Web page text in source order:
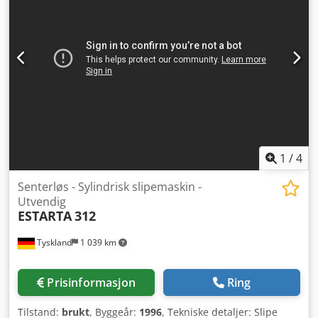
KJEDETYPE; 240 + 240 posisjoner MAKS VERKTØYDIAMETER:
125 (300) mm MAKS VERKTØYLENGDE: 500 mm MAKS
VERKTØYVEKT: 30 kg STYREENHET: MSX 701 III TILBEHØR:
1 /4
Tyskland 1 039 km
Senterløs - Sylindrisk slipemaskin -
Utvendig
ESTARTA312
Prisinformasjon Ring
Tilstand: brukt, Byggeår: 1996, Tekniske detaljer: Slipe